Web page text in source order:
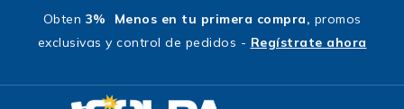
Obten 3% Menos en tu primera compra, promos
exclusivas y control de pedidos - Regístrate ahora